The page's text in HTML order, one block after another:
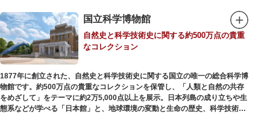
清水観音堂の舞台前に復元された「月の松」は、浮世絵師歌川広重の「名所
江戸百景」にも描かれていることで有名。丸い形の松から不忍池辯天堂を見
下ろす風流な景観は、絶好のフォトスポットとなっています。
東叡山（とうえいざん）という山号は、東の「比叡山延暦寺」を意味してお
り、比叡山や京都の有名寺院になぞらえて上野の山に数多くの堂舎が建立さ
れました。本尊は薬師瑠璃光如来（やくしるりこうにょらい）で、伝教大師
最澄が自ら彫ったと伝えられる秘仏です。徳川歴代将軍の祈祷寺と菩提寺を
兼ね、御霊廟には6名の将軍が埋葬されています。
国立科学博物館
自然史と科学技術史に関する約500万点の貴重
なコレクション
1877年に創立された、自然史と科学技術史に関する国立の唯一の総合科学博
物館です。約500万点の貴重なコレクションを保管し、「人類と自然の共存
をめざして」をテーマに約2万5,000点以上を展示。日本列島の成り立ちや生
態系などが学べる「日本館」と、地球環境の変動と生命の歴史、科学技術の